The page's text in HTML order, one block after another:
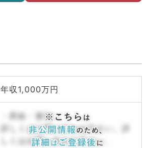
年収1,000万円
・昇給・賞与
詳しくはお問い合わせ下さい。詳
しくはお問い合わせ下さい。